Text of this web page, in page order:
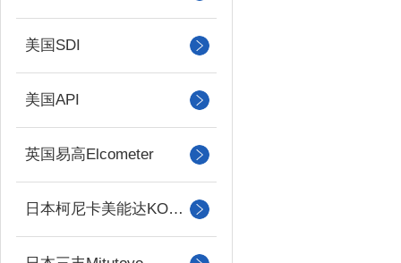
美国SDI
美国API
英国易高Elcometer
日本柯尼卡美能达KONICA MINOLTA